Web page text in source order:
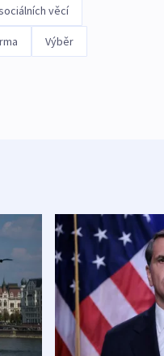
věcí
Výběr